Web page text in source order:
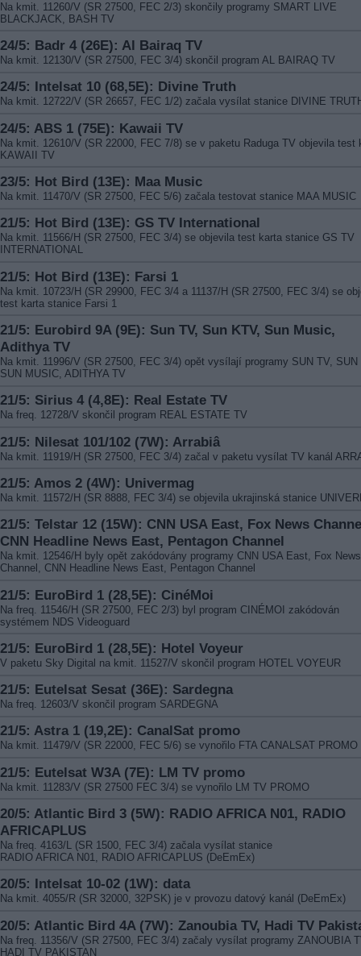
Na kmit. 11260/V (SR 27500, FEC 2/3) skončily programy SMART LIVE
BLACKJACK, BASH TV
24/5: Badr 4 (26E): Al Bairaq TV
Na kmit. 12130/V (SR 27500, FEC 3/4) skončil program AL BAIRAQ TV
24/5: Intelsat 10 (68,5E): Divine Truth
Na kmit. 12722/V (SR 26657, FEC 1/2) začala vysílat stanice DIVINE
24/5: ABS 1 (75E): Kawaii TV
Na kmit. 12610/V (SR 22000, FEC 7/8) se v paketu Raduga TV objevila test
KAWAII TV
23/5: Hot Bird (13E): Maa Music
Na kmit. 11470/V (SR 27500, FEC 5/6) začala testovat stanice MAA MUSIC
21/5: Hot Bird (13E): GS TV International
Na kmit. 11566/H (SR 27500, FEC 3/4) se objevila test karta stanice GS TV
INTERNATIONAL
21/5: Hot Bird (13E): Farsi 1
Na kmit. 10723/H (SR 29900, FEC 3/4 a 11137/H (SR 27500, FEC 3/4) se
test karta stanice Farsi 1
21/5: Eurobird 9A (9E): Sun TV, Sun KTV, Sun Music,
Adithya TV
Na kmit. 11996/V (SR 27500, FEC 3/4) opět vysílají programy SUN TV, SUN
SUN MUSIC, ADITHYA TV
21/5: Sirius 4 (4,8E): Real Estate TV
Na freq. 12728/V skončil program REAL ESTATE TV
21/5: Nilesat 101/102 (7W): Arrabiâ
Na kmit. 11919/H (SR 27500, FEC 3/4) začal v paketu vysílat TV kanál
21/5: Amos 2 (4W): Univermag
Na kmit. 11572/H (SR 8888, FEC 3/4) se objevila ukrajinská stanice
21/5: Telstar 12 (15W): CNN USA East, Fox News
CNN Headline News East, Pentagon Channel
Na kmit. 12546/H byly opět zakódovány programy CNN USA East, Fox News
Channel, CNN Headline News East, Pentagon Channel
21/5: EuroBird 1 (28,5E): CinéMoi
Na freq. 11546/H (SR 27500, FEC 2/3) byl program CINÉMOI zakódován
systémem NDS Videoguard
21/5: EuroBird 1 (28,5E): Hotel Voyeur
V paketu Sky Digital na kmit. 11527/V skončil program HOTEL VOYEUR
21/5: Eutelsat Sesat (36E): Sardegna
Na freq. 12603/V skončil program SARDEGNA
21/5: Astra 1 (19,2E): CanalSat promo
Na kmit. 11479/V (SR 22000, FEC 5/6) se vynořilo FTA CANALSAT PROMO
21/5: Eutelsat W3A (7E): LM TV promo
Na kmit. 11283/V (SR 27500 FEC 3/4) se vynořilo LM TV PROMO
20/5: Atlantic Bird 3 (5W): RADIO AFRICA N01, RADIO
AFRICAPLUS
Na freq. 4163/L (SR 1500, FEC 3/4) začala vysílat stanice
RADIO AFRICA N01, RADIO AFRICAPLUS (DeEmEx)
20/5: Intelsat 10-02 (1W): data
Na kmit. 4055/R (SR 32000, 32PSK) je v provozu datový kanál (DeEmEx)
20/5: Atlantic Bird 4A (7W): Zanoubia TV, Hadi TV
Na freq. 11356/V (SR 27500, FEC 3/4) začaly vysílat programy ZANOUBIA
HADI TV PAKISTAN